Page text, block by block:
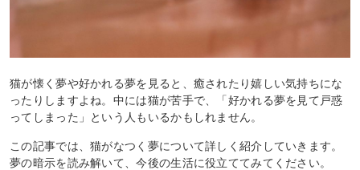
猫が懐く夢や好かれる夢を見ると、癒されたり嬉しい気持ちにな
ったりしますよね。中には猫が苦手で、「好かれる夢を見て戸惑
ってしまった」という人もいるかもしれません。
この記事では、猫がなつく夢について詳しく紹介していきます。
夢の暗示を読み解いて、今後の生活に役立ててみてください。